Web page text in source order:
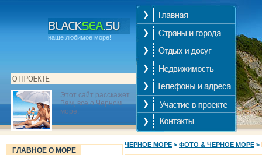
наше любимое море!
Этот сайт расскажет
Вам, все о Черном
море.
ГЛАВНОЕ О МОРЕ
ЧЕРНОЕ МОРЕ > ФОТО & ЧЕРНОЕ МОРЕ >